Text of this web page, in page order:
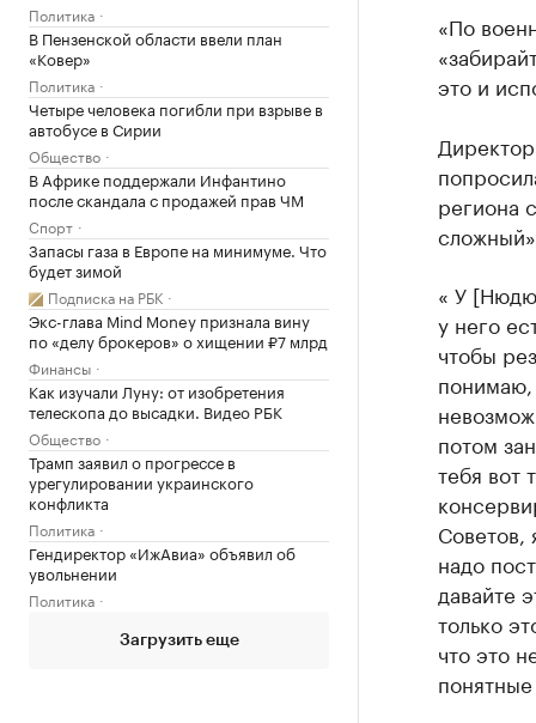
Политика
В Пензенской области ввели план
«Ковер»
Политика
Четыре человека погибли при взрыве в
автобусе в Сирии
Общество
В Африке поддержали Инфантино
после скандала с продажей прав ЧМ
Спорт
Запасы газа в Европе на минимуме. Что
будет зимой
Подписка на РБК
Экс-глава Mind Money признала вину
по «делу брокеров» о хищении ₽7 млрд
Финансы
Как изучали Луну: от изобретения
телескопа до высадки. Видео РБК
Общество
Трамп заявил о прогрессе в
урегулировании украинского
конфликта
Политика
Гендиректор «ИжАвиа» объявил об
увольнении
Политика
Загрузить еще
«По
это и
региона
« У
у него
чтобы
понимаю,
потом
тебя вот
Советов,
надо
давайте
только
что это